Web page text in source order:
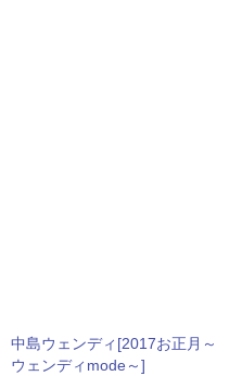
中島ウェンディ[2017お正月～
ウェンディmode～]